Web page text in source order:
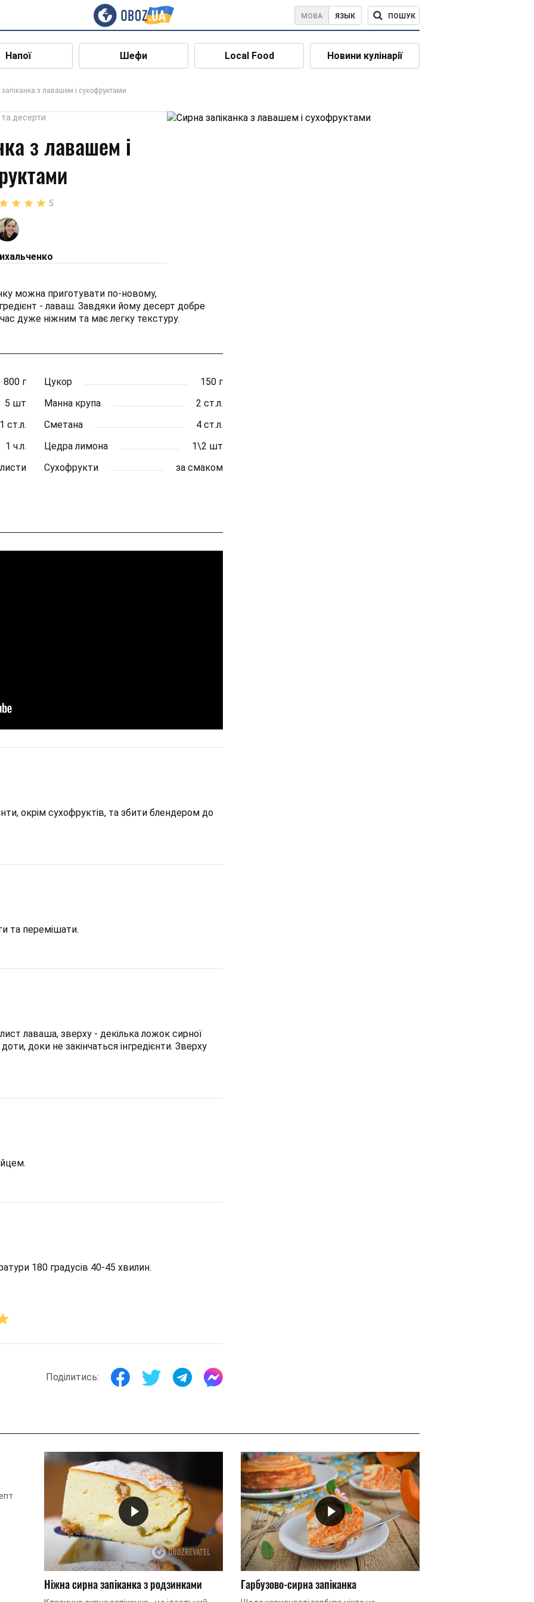
МОВА ЯЗЫК ПОШУК
Напої Шефи Local Food Новини кулінарії
з лавашем і сухофруктами
та десерти
з лавашем і
5
можна приготувати по-новому,
- лаваш. Завдяки йому десерт добре
дуже ніжним та має легку текстуру.
800 г Цукор
150 г
5 шт
Манна крупа
2 ст.л.
1 ст.л.
Сметана
4 ст.л.
1 ч.л.
Цедра лимона
1\2 шт
Сухофрукти за смаком
окрім сухофруктів, та збити блендером до
та перемішати.
лаваша, зверху - декілька ложок сирної
доки не закінчаться інгредієнти. Зверху
180 градусів 40-45 хвилин.
Поділитись:
Ніжна сирна запіканка з родзинками Гарбузово-сирна запіканка